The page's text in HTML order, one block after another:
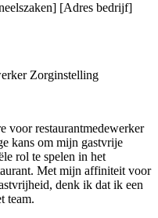
[Adres bedrijf]
Zorginstelling
voor restaurantmedewerker
kans om mijn gastvrije
rol te spelen in het
Met mijn affiniteit voor
denk ik dat ik een
team.